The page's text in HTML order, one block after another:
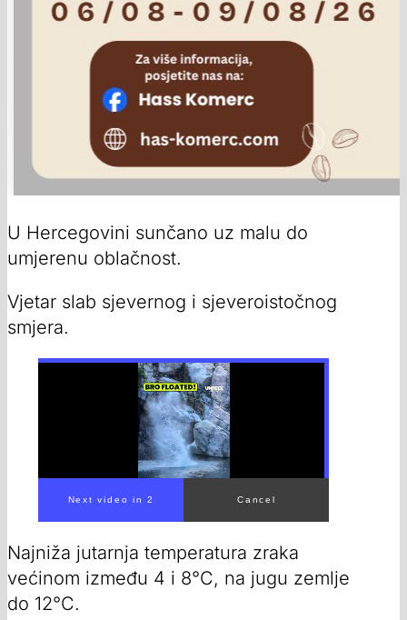
U Hercegovini sunčano uz malu do
umjerenu oblačnost.
Vjetar slab sjevernog i sjeveroistočnog
smjera.
00:00/ 00:30
Najniža jutarnja temperatura zraka
većinom između 4 i 8°C, na jugu zemlje
do 12°C.